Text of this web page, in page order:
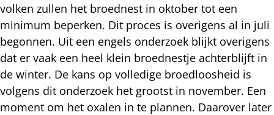
volken zullen het broednest in oktober tot een
minimum beperken. Dit proces is overigens al in juli
begonnen. Uit een engels onderzoek blijkt overigens
dat er vaak een heel klein broednestje achterblijft in
de winter. De kans op volledige broedloosheid is
volgens dit onderzoek het grootst in november. Een
moment om het oxalen in te plannen. Daarover later